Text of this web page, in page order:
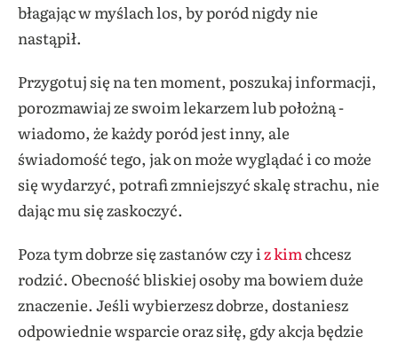
błagając w myślach los, by poród nigdy nie
nastąpił.
Przygotuj się na ten moment, poszukaj informacji,
porozmawiaj ze swoim lekarzem lub położną -
wiadomo, że każdy poród jest inny, ale
świadomość tego, jak on może wyglądać i co może
się wydarzyć, potrafi zmniejszyć skalę strachu, nie
dając mu się zaskoczyć.
Poza tym dobrze się zastanów czy iz kimchcesz
rodzić. Obecność bliskiej osoby ma bowiem duże
znaczenie. Jeśli wybierzesz dobrze, dostaniesz
odpowiednie wsparcie oraz siłę, gdy akcja będzie